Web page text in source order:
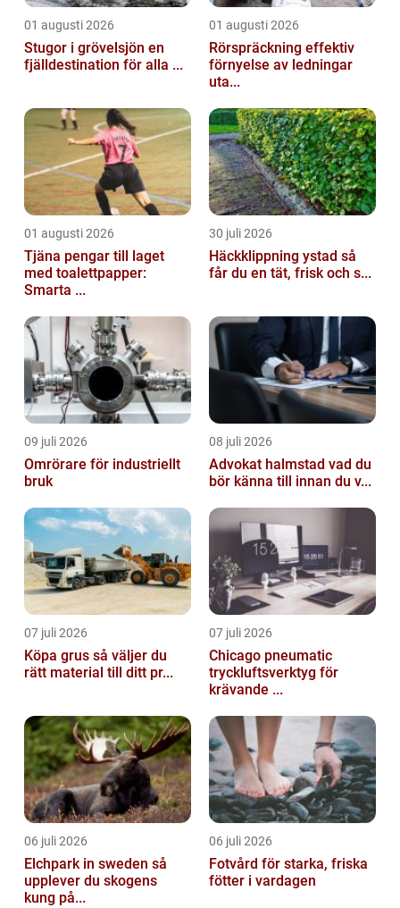
01 augusti 2026
Stugor i grövelsjön en
fjälldestination för alla ...
01 augusti 2026
Rörspräckning effektiv
förnyelse av ledningar
uta...
01 augusti 2026
Tjäna pengar till laget
med toalettpapper:
Smarta ...
30 juli 2026
Häckklippning ystad så
får du en tät, frisk och s...
09 juli 2026
Omrörare för industriellt
bruk
08 juli 2026
Advokat halmstad vad du
bör känna till innan du v...
07 juli 2026
Köpa grus så väljer du
rätt material till ditt pr...
07 juli 2026
Chicago pneumatic
tryckluftsverktyg för
krävande ...
06 juli 2026
Elchpark in sweden så
upplever du skogens
kung på...
06 juli 2026
Fotvård för starka, friska
fötter i vardagen